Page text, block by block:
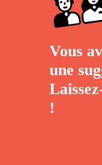
Vous
une
!